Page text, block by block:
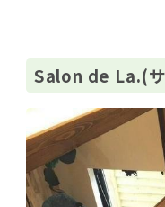
Salon de La.(サ